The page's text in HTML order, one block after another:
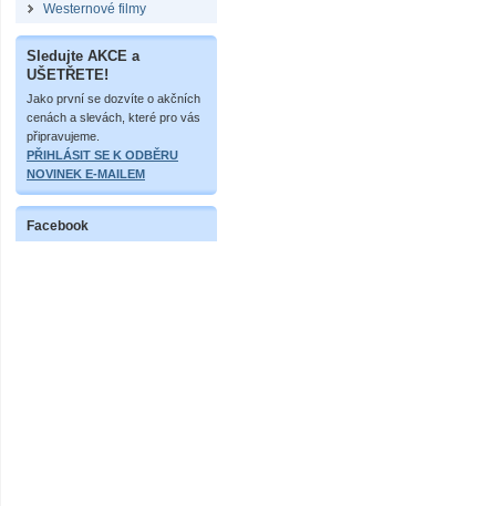
Westernové filmy
Sledujte AKCE a
UŠETŘETE!
Jako první se dozvíte o akčních
cenách a slevách, které pro vás
připravujeme.
PŘIHLÁSIT SE K ODBĚRU
NOVINEK E-MAILEM
Facebook